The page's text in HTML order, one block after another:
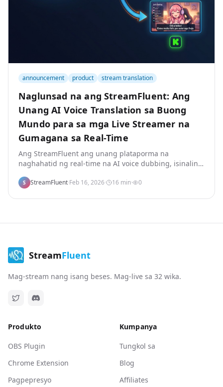
announcement product stream translation
Naglunsad na ang StreamFluent: Ang
Unang AI Voice Translation sa Buong
Mundo para sa mga Live Streamer na
Gumagana sa Real-Time
Ang StreamFluent ang unang plataporma na
naghahatid ng real-time na AI voice dubbing, isinaling
mga live stream. Mag-stream nang isang beses sa
S StreamFluent·Feb 16, 2026· 16 min· 0
StreamFluent
Mag-stream nang isang beses. Mag-live sa 32 wika.
Produkto
OBS Plugin
Chrome Extension
Pagpepresyo
Kumpanya
Tungkol sa
Blog
Affiliates